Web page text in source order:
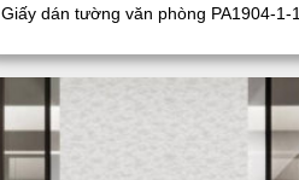
Giấy dán tường văn phòng PA1904-1-1